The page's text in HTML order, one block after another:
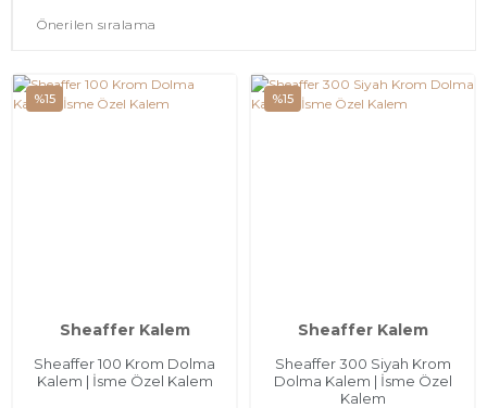
%15
Sheaffer Kalem
Sheaffer 100 Krom Dolma
Kalem | İsme Özel Kalem
%15
Sheaffer Kalem
Sheaffer 300 Siyah Krom
Dolma Kalem | İsme Özel
Kalem